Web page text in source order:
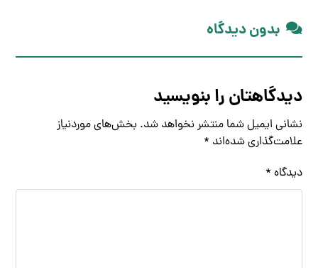
بدون دیدگاه
دیدگاهتان را بنویسید
نشانی ایمیل شما منتشر نخواهد شد. بخش‌های موردنیاز
علامت‌گذاری شده‌اند *
دیدگاه *